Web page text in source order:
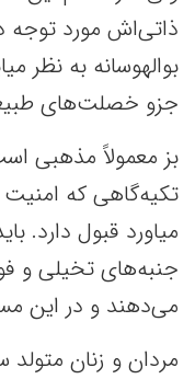
ذاتی‌اش مورد توجه
بوالهوسانه به نظر
جزو خصلت‌های
بز معمولاً مذهبی
تکیه‌گاهی که
میاورد قبول دارد.
جنبه‌های تخیلی و
می‌دهند و در این
مردان و زنان